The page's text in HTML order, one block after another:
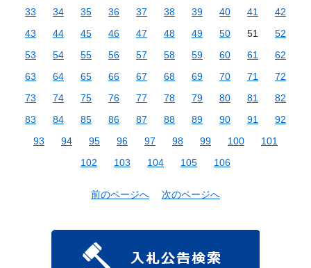
33
34 35 36 37 38 39 40 41
42
43
44 45 46 47 48 49 50 51
52
53
54 55 56 57 58 59 60 61
62
63
64 65 66 67 68 69 70 71
72
73
74 75 76 77 78 79 80 81
82
83
84 85 86 87 88 89 90 91
92
93
94 95 96 97 98 99 100
101
102
103 104 105 106
前のページへ 次のページへ